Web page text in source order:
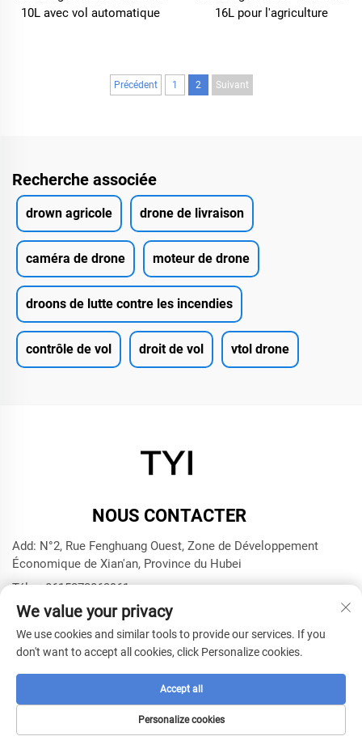
10L avec vol automatique
16L pour l'agriculture
Précédent 1 2 Suivant
Recherche associée
drown agricole drone de livraison
caméra de drone moteur de drone
droons de lutte contre les incendies
contrôle de vol droit de vol vtol drone
NOUS CONTACTER
Add: N°2, Rue Fenghuang Ouest, Zone de Développement
Économique de Xian'an, Province du Hubei
Tél. :+8615272063961
E-mail :[email protected]
Politique de confidentialité
We value your privacy
We use cookies and similar tools to provide our services. If you
don't want to accept all cookies, click Personalize cookies.
Personalize cookies
Accept all